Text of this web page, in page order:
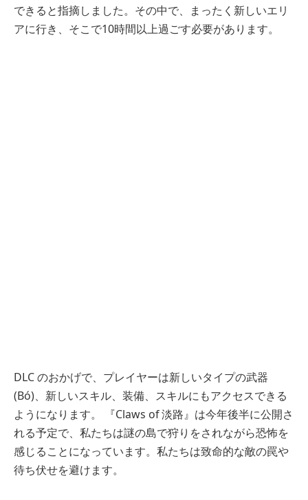
できると指摘しました。その中で、まったく新しいエリ
アに行き、そこで10時間以上過ごす必要があります。
DLC のおかげで、プレイヤーは新しいタイプの武器
(Bó)、新しいスキル、装備、スキルにもアクセスできる
ようになります。 『Claws of 淡路』は今年後半に公開さ
れる予定で、私たちは謎の島で狩りをされながら恐怖を
感じることになっています。私たちは致命的な敵の罠や
待ち伏せを避けます。